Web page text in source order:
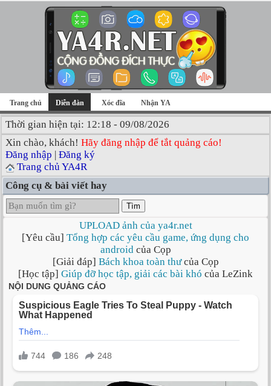
Trang chủ Diễn đàn Xóc đĩa Nhận YA
Thời gian hiện tại: 12:18 - 09/08/2026
Xin chào, khách! Hãy đăng nhập để tắt quảng cáo!
Đăng nhập | Đăng ký
Trang chủ YA4R
Công cụ & bài viết hay
Tìm
UPLOAD ảnh của ya4r.net
[Yêu cầu] Tổng hợp các yêu cầu game, ứng dụng cho
androidcủa Cọp
[Giải đáp] Bách khoa toàn thưcủa Cọp
[Học tập] Giúp đỡ học tập, giải các bài khó của LeZink